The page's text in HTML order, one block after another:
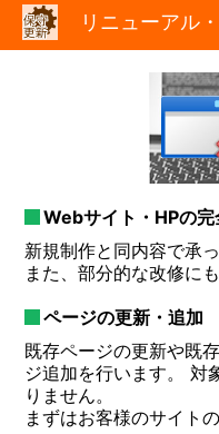
リニューアル
Webサイト・HPの
新規制作と同内容で承
また、部分的な改修に
ページの更新・追加
既存ページの更新や既
ジ追加を行います。 対
りません。
まずはお客様のサイト